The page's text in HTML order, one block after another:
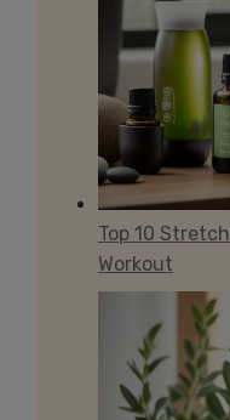
Top 10
Workout